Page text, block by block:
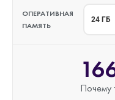
ОПЕРАТИВНАЯ
ПАМЯТЬ
24 ГБ
Почему